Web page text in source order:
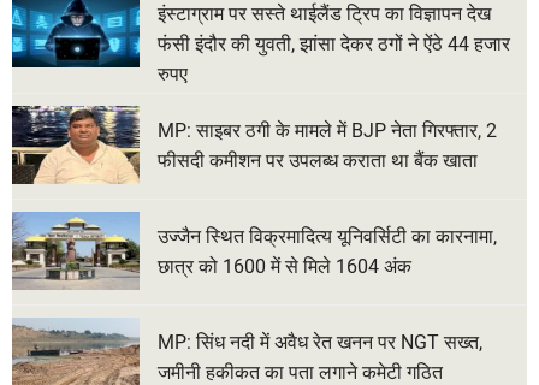
इंस्टाग्राम पर सस्ते थाईलैंड ट्रिप का विज्ञापन देख
फंसी इंदौर की युवती, झांसा देकर ठगों ने ऐंठे 44 हजार
रुपए
MP: साइबर ठगी के मामले में BJP नेता गिरफ्तार, 2
फीसदी कमीशन पर उपलब्ध कराता था बैंक खाता
उज्जैन स्थित विक्रमादित्य यूनिवर्सिटी का कारनामा,
छात्र को 1600 में से मिले 1604 अंक
MP: सिंध नदी में अवैध रेत खनन पर NGT सख्त,
जमीनी हकीकत का पता लगाने कमेटी गठित